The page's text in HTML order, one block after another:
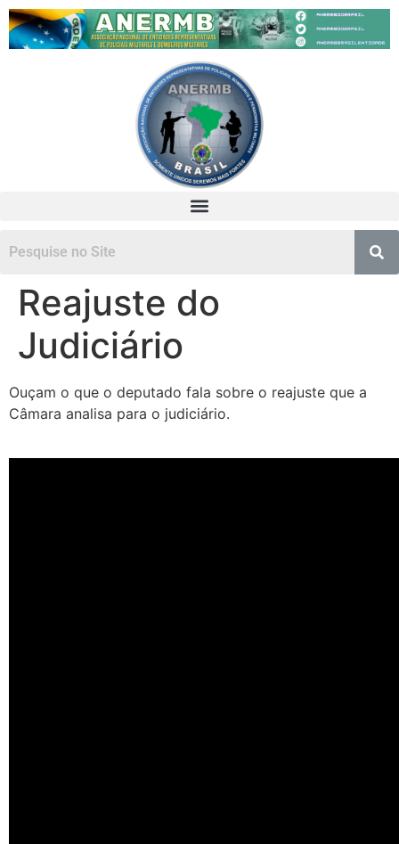
Reajuste do
Judiciário
Ouçam o que o deputado fala sobre o reajuste que a
Câmara analisa para o judiciário.